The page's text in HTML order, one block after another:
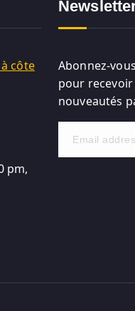
à côte
pm,
Abonnez-
pour
nouveautés